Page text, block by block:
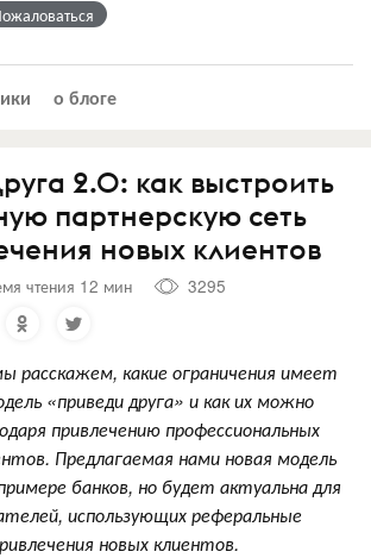
о блоге
2.0: как выстроить
партнерскую сеть
новых клиентов
чтения 12 мин
3295
расскажем, какие ограничения имеет
«приведи друга» и как их можно
привлечению профессиональных
Предлагаемая нами новая модель
банков, но будет актуальна для
использующих реферальные
новых клиентов.